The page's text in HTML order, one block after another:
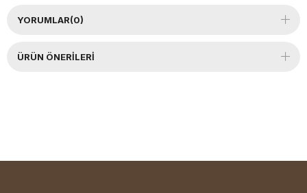
YORUMLAR(0)
ÜRÜN ÖNERILERI